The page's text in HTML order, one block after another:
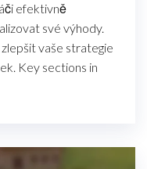
efektivně
své výhody.
vaše strategie
Key sections in